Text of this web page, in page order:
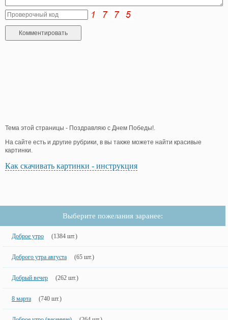
Тема этой страницы - Поздравляю с Днем Победы!.
На сайте есть и другие рубрики, в вы также можете найти красивые
картинки.
Как скачивать картинки - инструкция
Выберите пожелания заранее:
Доброе утро (1384 шт.)
Доброго утра августа (65 шт.)
Добрый вечер (262 шт.)
8 марта (740 шт.)